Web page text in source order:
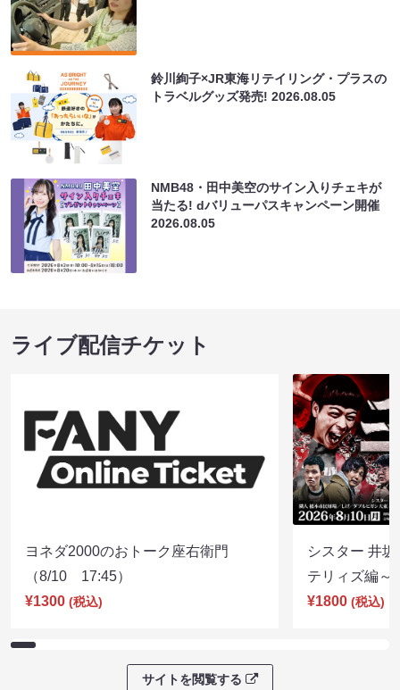
鈴川絢子×JR東海リテイリング・プラスの
トラベルグッズ発売!2026.08.05
NMB48・田中美空のサイン入りチェキが
当たる! dバリューパスキャンペーン開催
2026.08.05
ライブ配信チケット
ヨネダ2000のおトーク座右衛門
（8/10 17:45）
¥1300 (税込)
シスター 井
テリィズ編
¥1800 (税込)
サイトを閲覧する